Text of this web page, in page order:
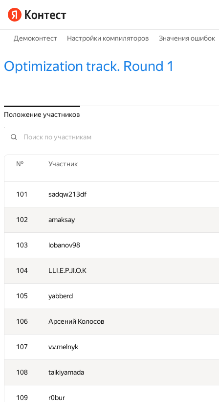
Демоконтест Настройки компиляторов Значения ошибок
Optimization track. Round 1
Положение участников
№ Участник
101 sadqw213df
102 amaksay
103 lobanov98
104 LLI.E.P.JI.O.K
105 yabberd
106 Арсений Колосов
107 v.v.melnyk
108 taikiyamada
109 r0bur